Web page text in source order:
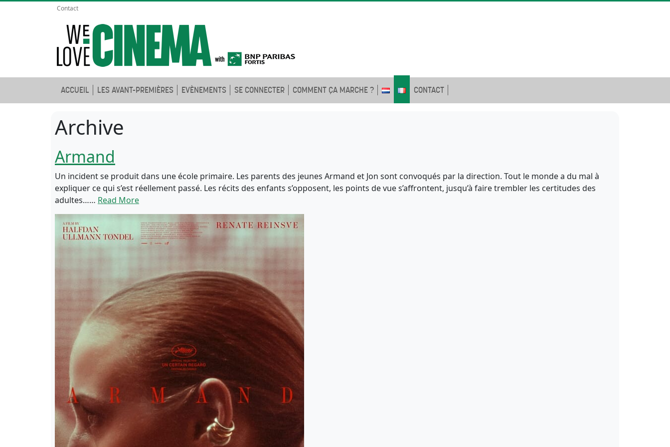
Contact
ACCUEIL LES AVANT-PREMIÈRES EVÈNEMENTS SE CONNECTER COMMENT ÇA MARCHE ? CONTACT
Archive
Armand
Un incident se produit dans une école primaire. Les parents des jeunes Armand et Jon sont convoqués par la direction. Tout le monde a du mal à
expliquer ce qui s’est réellement passé. Les récits des enfants s’opposent, les points de vue s’affrontent, jusqu’à faire trembler les certitudes des
adultes…… Read More